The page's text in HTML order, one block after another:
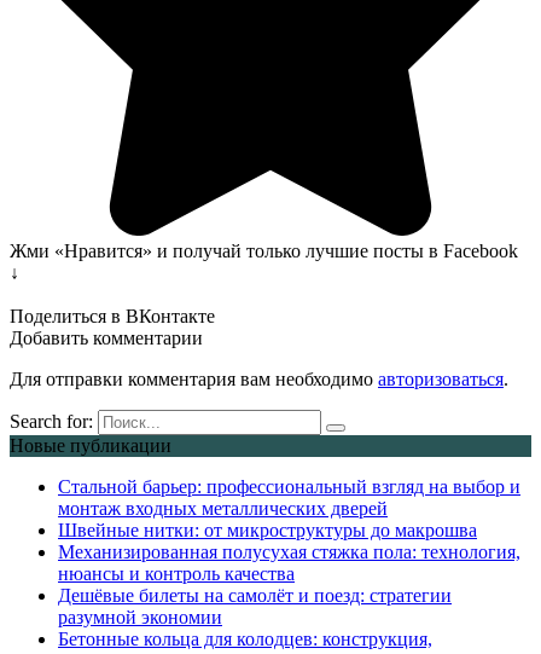
Жми «Нравится» и получай только лучшие посты в Facebook
↓
Поделиться в ВКонтакте
Добавить комментарии
Для отправки комментария вам необходимо авторизоваться.
Search for:
Новые публикации
Стальной барьер: профессиональный взгляд на выбор и
монтаж входных металлических дверей
Швейные нитки: от микроструктуры до макрошва
Механизированная полусухая стяжка пола: технология,
нюансы и контроль качества
Дешёвые билеты на самолёт и поезд: стратегии
разумной экономии
Бетонные кольца для колодцев: конструкция,